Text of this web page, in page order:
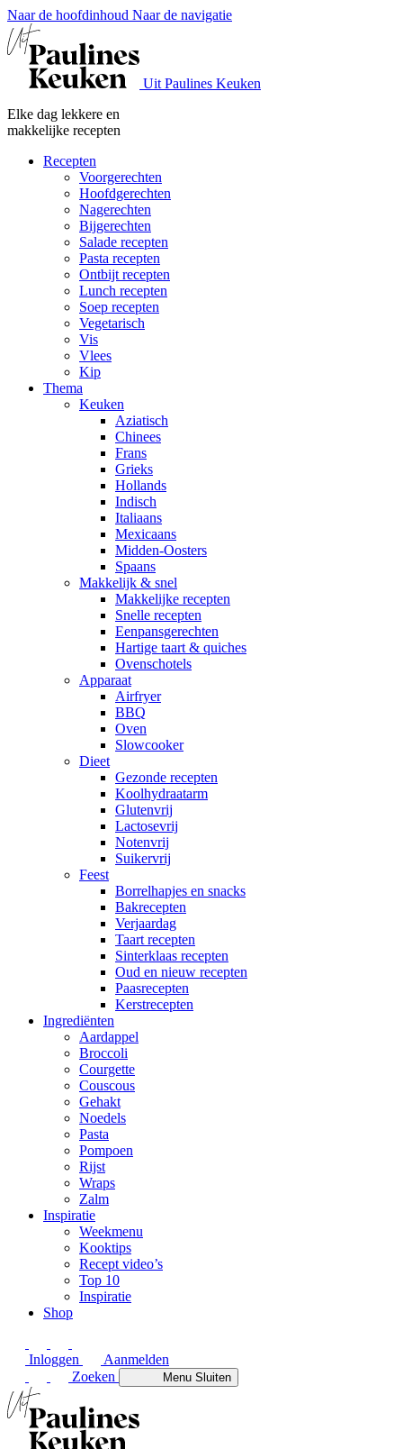
Naar de hoofdinhoud Naar de navigatie
Uit Paulines Keuken
Elke dag lekkere en
makkelijke recepten
Recepten
Voorgerechten
Hoofdgerechten
Nagerechten
Bijgerechten
Salade recepten
Pasta recepten
Ontbijt recepten
Lunch recepten
Soep recepten
Vegetarisch
Vis
Vlees
Kip
Thema
Keuken
Aziatisch
Chinees
Frans
Grieks
Hollands
Indisch
Italiaans
Mexicaans
Midden-Oosters
Spaans
Makkelijk & snel
Makkelijke recepten
Snelle recepten
Eenpansgerechten
Hartige taart & quiches
Ovenschotels
Apparaat
Airfryer
BBQ
Oven
Slowcooker
Dieet
Gezonde recepten
Koolhydraatarm
Glutenvrij
Lactosevrij
Notenvrij
Suikervrij
Feest
Borrelhapjes en snacks
Bakrecepten
Verjaardag
Taart recepten
Sinterklaas recepten
Oud en nieuw recepten
Paasrecepten
Kerstrecepten
Ingrediënten
Aardappel
Broccoli
Courgette
Couscous
Gehakt
Noedels
Pasta
Pompoen
Rijst
Wraps
Zalm
Inspiratie
Weekmenu
Kooktips
Recept video’s
Top 10
Inspiratie
Shop
Inloggen
Aanmelden
Zoeken
MenuSluiten